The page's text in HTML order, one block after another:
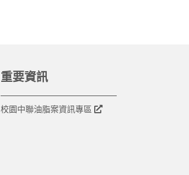
重要資訊
校園中聯油脂案資訊專區